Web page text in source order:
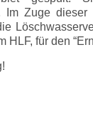
Im Zuge
für den